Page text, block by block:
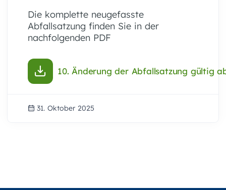
Die komplette neugefasste
Abfallsatzung finden Sie in der
nachfolgenden PDF
10. Änderung der Abfallsatzung gültig
31. Oktober 2025